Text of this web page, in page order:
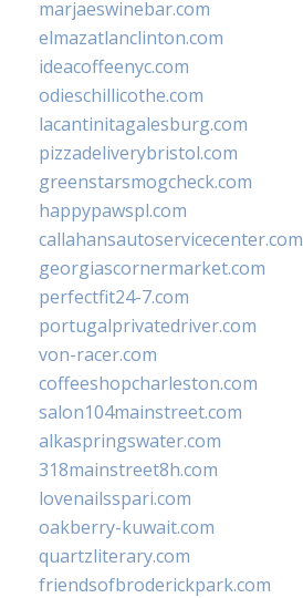
marjaeswinebar.com
elmazatlanclinton.com
ideacoffeenyc.com
odieschillicothe.com
lacantinitagalesburg.com
pizzadeliverybristol.com
greenstarsmogcheck.com
happypawspl.com
callahansautoservicecenter.com
georgiascornermarket.com
perfectfit24-7.com
portugalprivatedriver.com
von-racer.com
coffeeshopcharleston.com
salon104mainstreet.com
alkaspringswater.com
318mainstreet8h.com
lovenailsspari.com
oakberry-kuwait.com
quartzliterary.com
friendsofbroderickpark.com